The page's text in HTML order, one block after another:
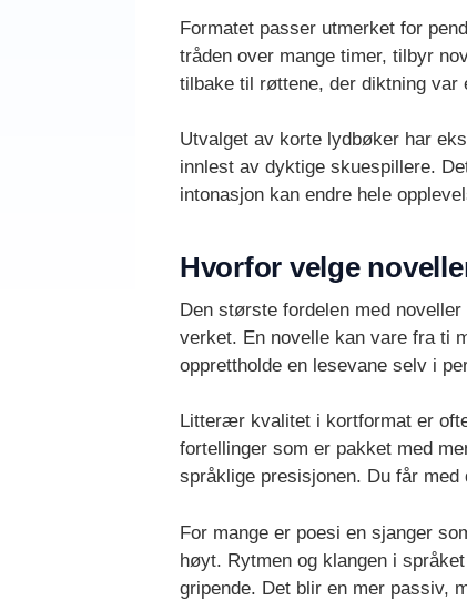
Formatet passer utmerket for
tråden over mange timer, tilbyr
tilbake til røttene, der diktning
Utvalget av korte lydbøker har
innlest av dyktige skuespillere.
intonasjon kan endre hele
Hvorfor velge
Den største fordelen med
verket. En novelle kan vare fra ti
opprettholde en lesevane selv i
Litterær kvalitet i kortformat er
fortellinger som er pakket med
språklige presisjonen. Du får
For mange er poesi en sjanger
høyt. Rytmen og klangen i
gripende. Det blir en mer passiv,